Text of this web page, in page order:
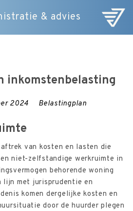
& advies
inkomstenbelasting
2024 Belastingplan
van kosten en lasten die
niet-zelfstandige werkruimte in
behorende woning
met jurisprudentie en
komen dergelijke kosten en
door de huurder plegen